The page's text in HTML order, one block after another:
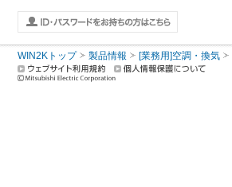
WIN2Kトップ 製品情報 [業務用]空調・換気